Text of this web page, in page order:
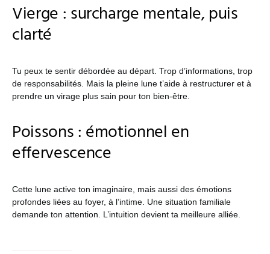
Vierge : surcharge mentale, puis
clarté
Tu peux te sentir débordée au départ. Trop d’informations, trop
de responsabilités. Mais la pleine lune t’aide à restructurer et à
prendre un virage plus sain pour ton bien-être.
Poissons : émotionnel en
effervescence
Cette lune active ton imaginaire, mais aussi des émotions
profondes liées au foyer, à l’intime. Une situation familiale
demande ton attention. L’intuition devient ta meilleure alliée.